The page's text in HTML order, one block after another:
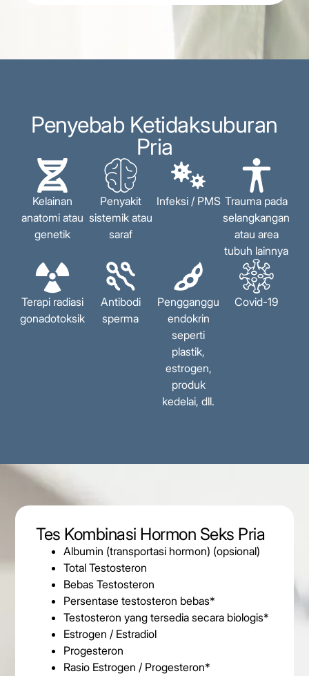
Penyebab Ketidaksuburan
Pria
Kelainan
anatomi atau
genetik
Penyakit
sistemik atau
saraf
Infeksi / PMS Trauma pada
selangkangan
atau area
tubuh lainnya
Terapi radiasi
gonadotoksik
Antibodi
sperma
Pengganggu
endokrin
seperti
plastik,
estrogen,
produk
kedelai, dll.
Covid-19
Tes Kombinasi Hormon Seks Pria
Albumin (transportasi hormon) (opsional)
Total Testosteron
Bebas Testosteron
Persentase testosteron bebas*
Testosteron yang tersedia secara biologis*
Estrogen / Estradiol
Progesteron
Rasio Estrogen / Progesteron*